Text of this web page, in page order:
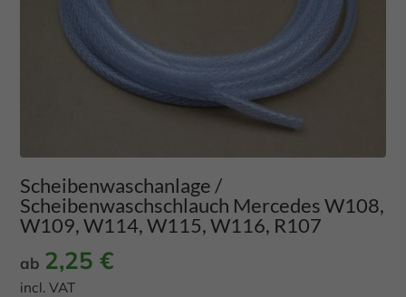
Scheibenwaschanlage /
Scheibenwaschschlauch Mercedes W108,
W109, W114, W115, W116, R107
ab 2,25€
incl. VAT